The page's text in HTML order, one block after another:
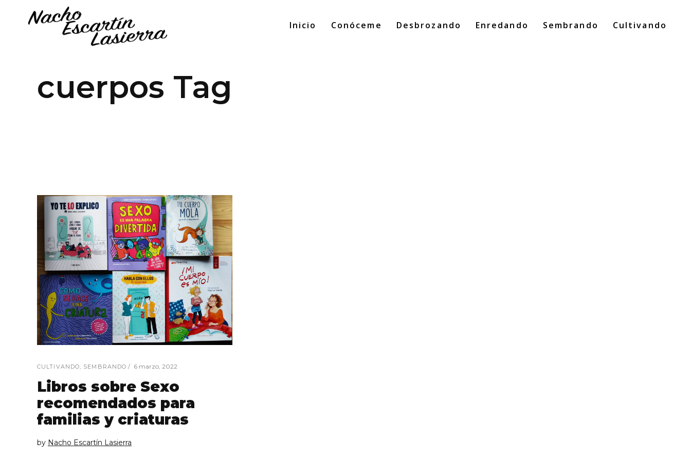
Inicio Conóceme Desbrozando Enredando Sembrando Cultivando
cuerpos Tag
CULTIVANDO, SEMBRANDO 6 marzo, 2022
Libros sobre Sexo
recomendados para
familias y criaturas
by Nacho Escartín Lasierra